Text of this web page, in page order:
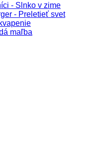
- Slnko v zime
- Preletieť svet
maľba